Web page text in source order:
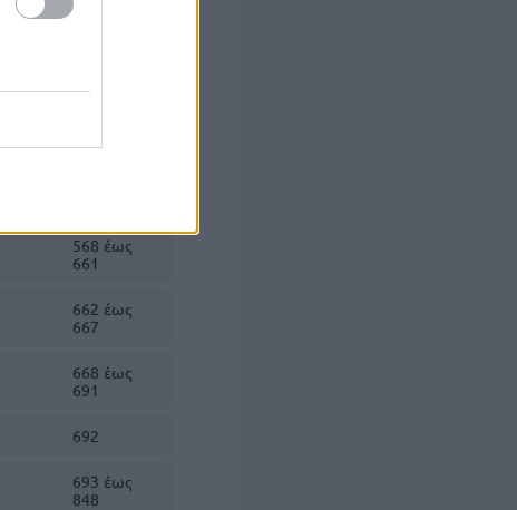
568 έως
661
662 έως
667
668 έως
691
692
693 έως
848